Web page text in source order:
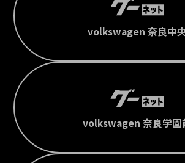
volkswagen 奈良中
volkswagen 奈良学園